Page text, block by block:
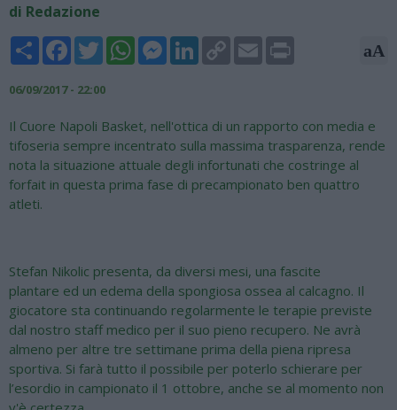
di Redazione
Share FacebookTwitterWhatsAppMessengerLinkedInCopy
Link
Email aA
06/09/2017 - 22:00
Il Cuore Napoli Basket, nell'ottica di un rapporto con media e
tifoseria sempre incentrato sulla massima trasparenza, rende
nota la situazione attuale degli infortunati che costringe al
forfait in questa prima fase di precampionato ben quattro
atleti.
Stefan Nikolic presenta, da diversi mesi, una fascite
plantare ed un edema della spongiosa ossea al calcagno. Il
giocatore sta continuando regolarmente le terapie previste
dal nostro staff medico per il suo pieno recupero. Ne avrà
almeno per altre tre settimane prima della piena ripresa
sportiva. Si farà tutto il possibile per poterlo schierare per
l’esordio in campionato il 1 ottobre, anche se al momento non